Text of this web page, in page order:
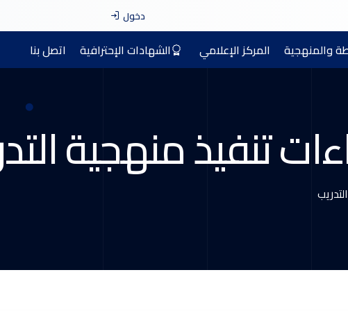
دخول
والمنهجية المركز الإعلامي الشهادات الإحترافية اتصل بنا
تنفيذ منهجية